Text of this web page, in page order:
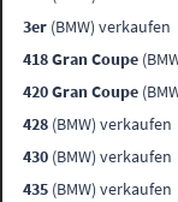
3er (BMW) verkaufen
418 Gran Coupe
420 Gran Coupe
428 (BMW) verkaufen
430 (BMW) verkaufen
435 (BMW) verkaufen